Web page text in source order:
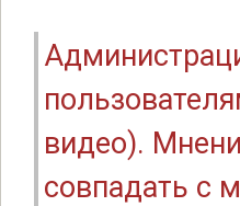
видео).
совпадать с